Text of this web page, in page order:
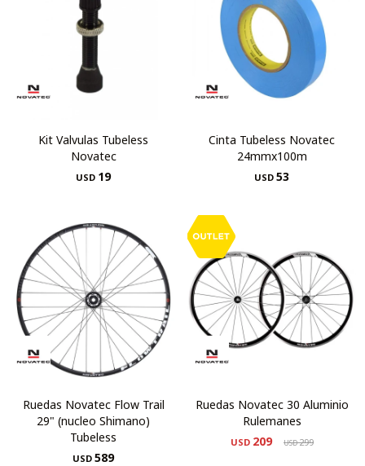
Kit Valvulas Tubeless
Novatec
USD 19
Cinta Tubeless Novatec
24mmx100m
USD 53
Ruedas Novatec Flow Trail
29" (nucleo Shimano)
Tubeless
USD 589
Ruedas Novatec 30 Aluminio
Rulemanes
USD 209 USD299